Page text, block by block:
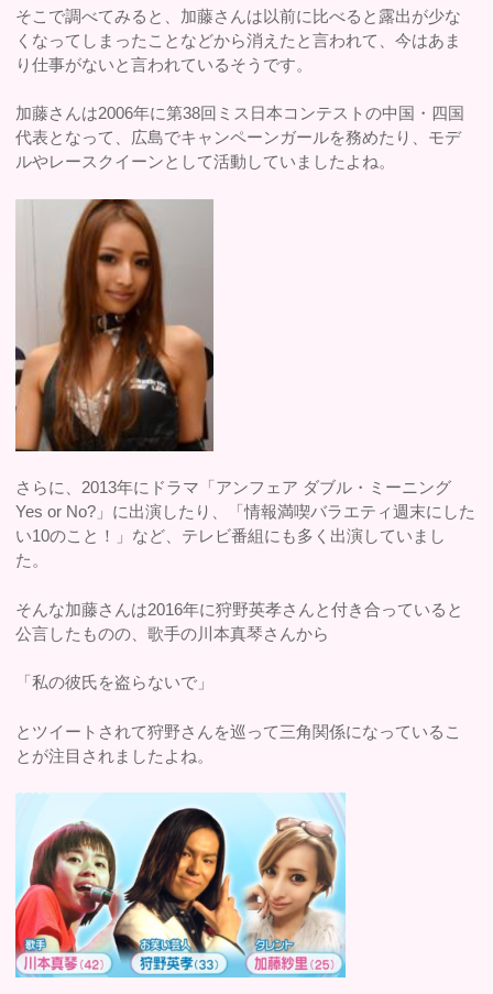
そこで調べてみると、加藤さんは以前に比べると露出が少な
くなってしまったことなどから消えたと言われて、今はあま
り仕事がないと言われているそうです。
加藤さんは2006年に第38回ミス日本コンテストの中国・四国
代表となって、広島でキャンペーンガールを務めたり、モデ
ルやレースクイーンとして活動していましたよね。
さらに、2013年にドラマ「アンフェア ダブル・ミーニング
Yes or No?」に出演したり、「情報満喫バラエティ週末にした
い10のこと！」など、テレビ番組にも多く出演していまし
た。
そんな加藤さんは2016年に狩野英孝さんと付き合っていると
公言したものの、歌手の川本真琴さんから
「私の彼氏を盗らないで」
とツイートされて狩野さんを巡って三角関係になっているこ
とが注目されましたよね。